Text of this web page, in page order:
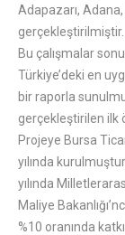
Adapazarı,
gerçekleştirilmiştir.
Bu çalışmalar
Türkiye’deki en
bir raporla
gerçekleştirilen ilk
Projeye Bursa
yılında
yılında
Maliye
%10 oranında